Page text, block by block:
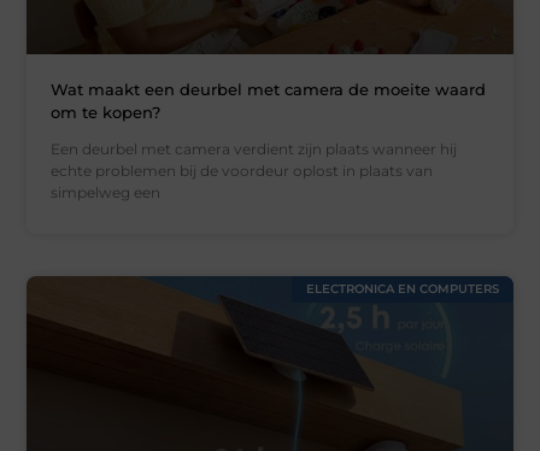
Wat maakt een deurbel met camera de moeite waard
om te kopen?
Een deurbel met camera verdient zijn plaats wanneer hij
echte problemen bij de voordeur oplost in plaats van
simpelweg een
ELECTRONICA EN COMPUTERS